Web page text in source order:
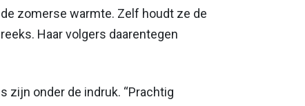
zomerse warmte. Zelf houdt ze de
Haar volgers daarentegen
zijn onder de indruk. “Prachtig